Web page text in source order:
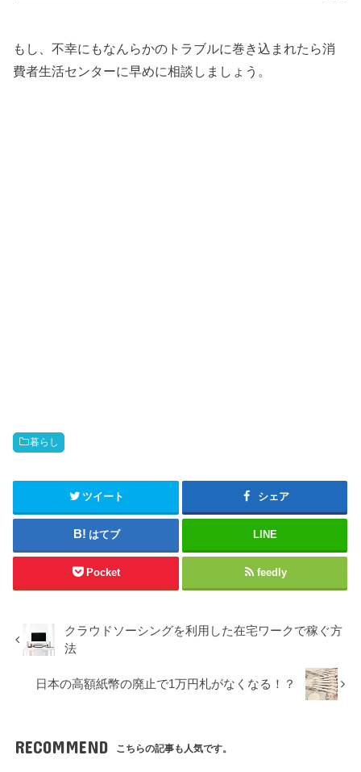
もし、不幸にもなんらかのトラブルに巻き込まれたら消
費者生活センターに早めに相談しましょう。
暮らし
ツイート シェア
はてブ LINE
Pocket feedly
クラウドソーシングを利用した在宅ワークで稼ぐ方
法
日本の高額紙幣の廃止で1万円札がなくなる！？
RECOMMEND こちらの記事も人気です。